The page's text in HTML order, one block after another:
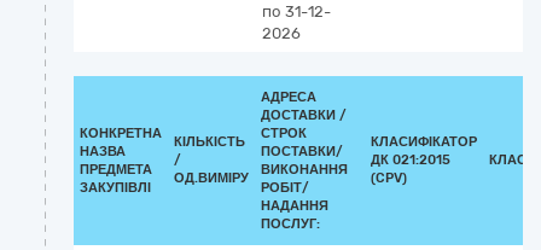
по 31-12-
2026
КОНКРЕТНА
НАЗВА
ПРЕДМЕТА
ЗАКУПІВЛІ
КІЛЬКІСТЬ
/
ОД.ВИМІРУ
АДРЕСА
ДОСТАВКИ /
СТРОК
ПОСТАВКИ/
ВИКОНАННЯ
РОБІТ/
НАДАННЯ
ПОСЛУГ:
КЛАСИФІКАТОР
ДК 021:2015
(CPV)